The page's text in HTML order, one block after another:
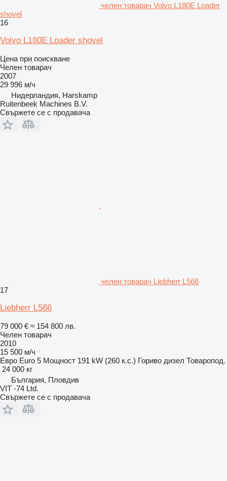
челен товарач Volvo L180E Loader
shovel
16
Volvo L180E Loader shovel
Цена при поискване
Челен товарач
2007
29 996 м/ч
Нидерландия, Harskamp
Ruitenbeek Machines B.V.
Свържете се с продавача
челен товарач Liebherr L566
17
Liebherr L566
79 000 € ≈ 154 800 лв.
Челен товарач
2010
15 500 м/ч
Евро Euro 5 Мощност 191 kW (260 к.с.) Гориво дизел Товаропод.
24 000 кг
България, Пловдив
VIT -74 Ltd.
Свържете се с продавача